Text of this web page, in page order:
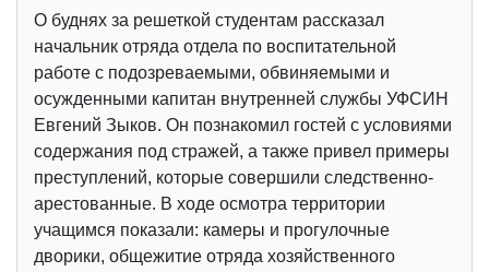
О буднях за решеткой студентам рассказал
начальник отряда отдела по воспитательной
работе с подозреваемыми, обвиняемыми и
осужденными капитан внутренней службы УФСИН
Евгений Зыков. Он познакомил гостей с условиями
содержания под стражей, а также привел примеры
преступлений, которые совершили следственно-
арестованные. В ходе осмотра территории
учащимся показали: камеры и прогулочные
дворики, общежитие отряда хозяйственного